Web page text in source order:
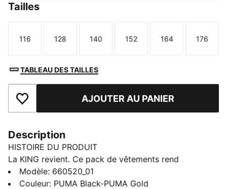
Tailles
Taille
116
Taille
128
Taille
140
Taille
152
Taille
164
Taille
176
TABLEAU DES TAILLES
Ajouter aux favorisAJOUTER AU PANIER
Description
HISTOIRE DU PRODUIT
La KING revient. Ce pack de vêtements rend
hommage à la légende du football en misant sur une
esthétique rétro. Conçu pour les vrais KING Hero,
Modèle: 660520_01
Couleur: PUMA Black-PUMA Gold